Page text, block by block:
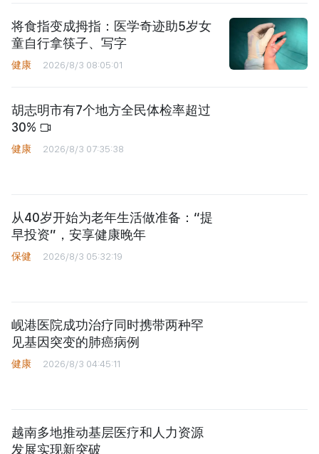
将食指变成拇指：医学奇迹助5岁女
童自行拿筷子、写字
健康 2026/8/3 08:05:01
胡志明市有7个地方全民体检率超过
30%
健康 2026/8/3 07:35:38
早投资”，安享健康晚年
保健 2026/8/3 05:32:19
健康 2026/8/3 04:45:11
越南多地推动基层医疗和人力资源
越南决心于2030年消除疟疾